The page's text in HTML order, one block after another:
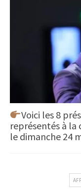
Voici les 8
représentés à la
le dimanche 24